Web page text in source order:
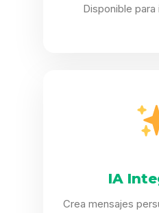
Disponible para
IA
Crea mensajes